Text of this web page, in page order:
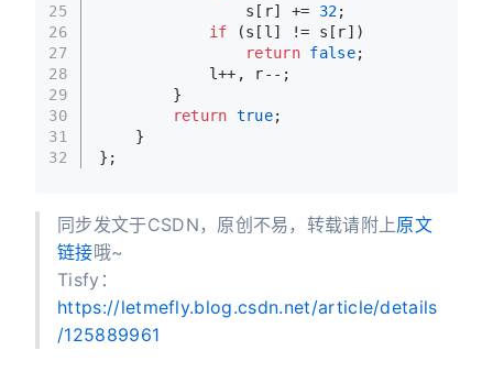
25
26
27
28
29
30
31
32
                s[r] +=
32;
if (s[l] != s[r])
return false;
            l++, r--;
        }
return true;
    }
};
同步发文于CSDN，原创不易，转载请附上原文
链接哦~
Tisfy：
https://letmefly.blog.csdn.net/article/details
/125889961